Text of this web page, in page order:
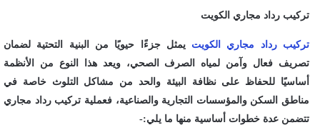
تركيب رداد مجاري الكويت
تركيب رداد مجاري الكويت يمثل جزءًا حيويًا من البنية التحتية لضمان
تصريف فعال وآمن لمياه الصرف الصحي، ويعد هذا النوع من الأنظمة
أساسيًا للحفاظ على نظافة البيئة والحد من مشاكل التلوث خاصة في
مناطق السكن والمؤسسات التجارية والصناعية، فعملية تركيب رداد مجاري
تتضمن عدة خطوات أساسية منها ما يلي:-